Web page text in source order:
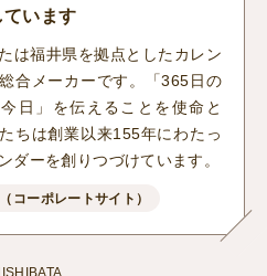
ています
は福井県を拠点としたカレン
合メーカーです。「365日の
日」を伝えることを使命と
ちは創業以来155年にわたっ
ダーを創りつづけています。
コーポレートサイト）